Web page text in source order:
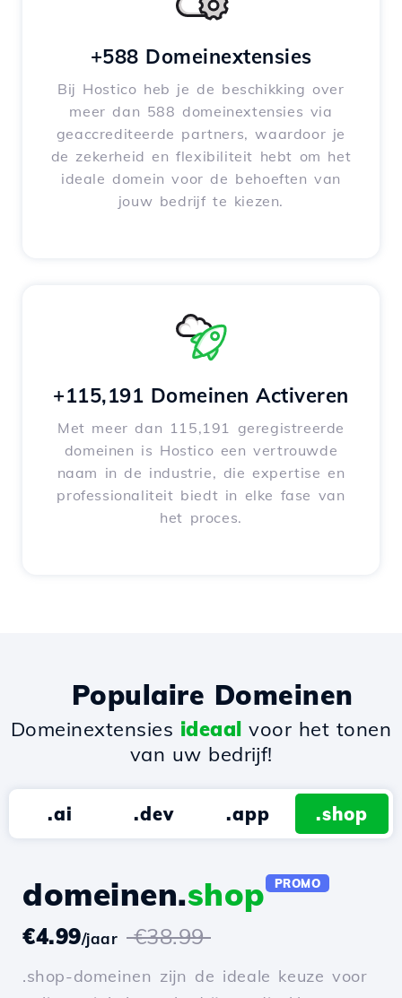
+588 Domeinextensies
Bij Hostico heb je de beschikking over
meer dan 588 domeinextensies via
geaccrediteerde partners, waardoor je
de zekerheid en flexibiliteit hebt om het
ideale domein voor de behoeften van
jouw bedrijf te kiezen.
+115,191 Domeinen Activeren
Met meer dan 115,191 geregistreerde
domeinen is Hostico een vertrouwde
naam in de industrie, die expertise en
professionaliteit biedt in elke fase van
het proces.
Populaire Domeinen
Domeinextensies ideaal voor het tonen
van uw bedrijf!
.ai .dev .app .shop
domeinen.shop PROMO
€4.99/jaar €38.99
.shop-domeinen zijn de ideale keuze voor